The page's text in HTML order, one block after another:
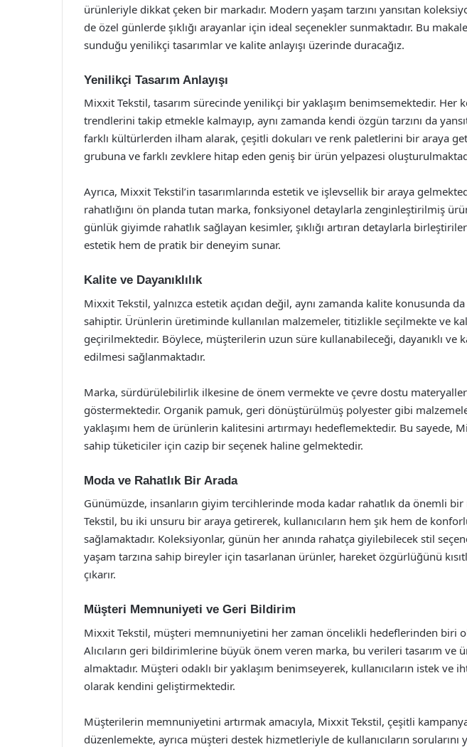
ürünleriyle dikkat çeken bir markadır. Modern yaşam tarzını yansıtan
de özel günlerde şıklığı arayanlar için ideal seçenekler sunmaktadır. Bu
sunduğu yenilikçi tasarımlar ve kalite anlayışı üzerinde duracağız.
Yenilikçi Tasarım Anlayışı
Mixxit Tekstil, tasarım sürecinde yenilikçi bir yaklaşım benimsemektedir. Her
trendlerini takip etmekle kalmayıp, aynı zamanda kendi özgün tarzını da
farklı kültürlerden ilham alarak, çeşitli dokuları ve renk paletlerini bir araya
grubuna ve farklı zevklere hitap eden geniş bir ürün yelpazesi
Ayrıca, Mixxit Tekstil’in tasarımlarında estetik ve işlevsellik bir araya
rahatlığını ön planda tutan marka, fonksiyonel detaylarla zenginleştirilmiş
günlük giyimde rahatlık sağlayan kesimler, şıklığı artıran detaylarla
estetik hem de pratik bir deneyim sunar.
Kalite ve Dayanıklılık
Mixxit Tekstil, yalnızca estetik açıdan değil, aynı zamanda kalite konusunda
sahiptir. Ürünlerin üretiminde kullanılan malzemeler, titizlikle seçilmekte ve
geçirilmektedir. Böylece, müşterilerin uzun süre kullanabileceği, dayanıklı ve
edilmesi sağlanmaktadır.
Marka, sürdürülebilirlik ilkesine de önem vermekte ve çevre dostu
göstermektedir. Organik pamuk, geri dönüştürülmüş polyester gibi
yaklaşımı hem de ürünlerin kalitesini artırmayı hedeflemektedir. Bu sayede,
sahip tüketiciler için cazip bir seçenek haline gelmektedir.
Moda ve Rahatlık Bir Arada
Günümüzde, insanların giyim tercihlerinde moda kadar rahatlık da önemli
Tekstil, bu iki unsuru bir araya getirerek, kullanıcıların hem şık hem de
sağlamaktadır. Koleksiyonlar, günün her anında rahatça giyilebilecek stil
yaşam tarzına sahip bireyler için tasarlanan ürünler, hareket özgürlüğünü
çıkarır.
Müşteri Memnuniyeti ve Geri Bildirim
Mixxit Tekstil, müşteri memnuniyetini her zaman öncelikli hedeflerinden biri
Alıcıların geri bildirimlerine büyük önem veren marka, bu verileri tasarım ve
almaktadır. Müşteri odaklı bir yaklaşım benimseyerek, kullanıcıların istek ve
olarak kendini geliştirmektedir.
Müşterilerin memnuniyetini artırmak amacıyla, Mixxit Tekstil, çeşitli
düzenlemekte, ayrıca müşteri destek hizmetleriyle de kullanıcıların sorularını